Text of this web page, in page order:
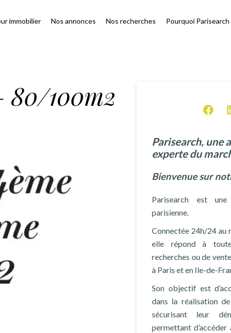
immobilier Nos annonces Nos recherches Pourquoi Parisearch
80/100m2
Parisearch, une
experte du
Bienvenue sur
Parisearch est
parisienne.
Connectée 24h/24 au
elle répond à
recherches ou de
à Paris et en Ile-de-
Son objectif est
dans la réalisation
sécurisant leur
permettant